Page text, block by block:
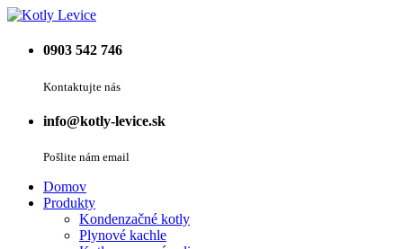
0903 542 746
Kontaktujte nás
info@kotly-levice.sk
Pošlite nám email
Domov
Produkty
Kondenzačné kotly
Plynové kachle